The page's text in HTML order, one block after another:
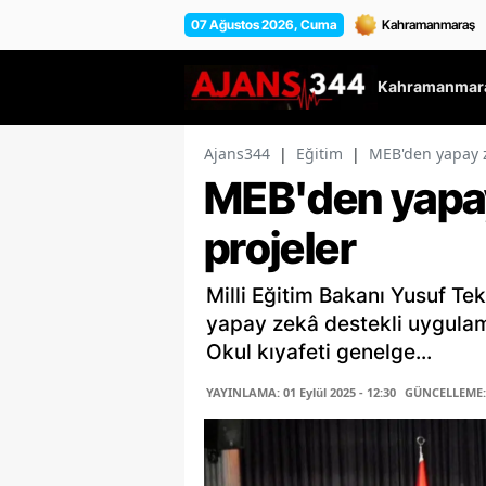
07 Ağustos 2026, Cuma
Ajans344 | Eğitim | MEB'den
MEB'den
projeler
Milli Eğitim Bakanı Yusuf
yapay zekâ destekli
Okul kıyafeti genelge...
YAYINLAMA: 01 Eylül 2025 - 12:30